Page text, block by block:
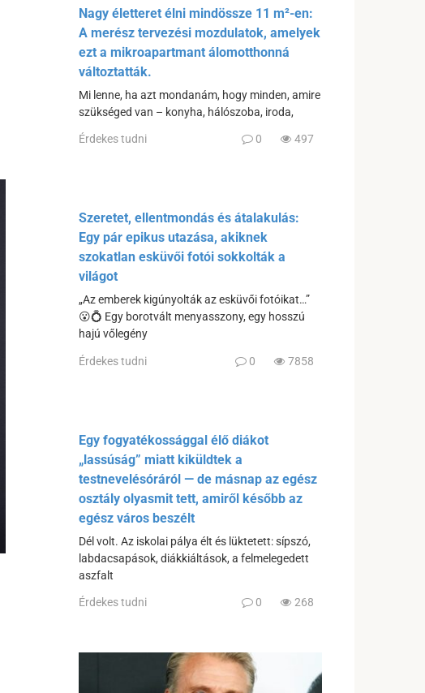
Nagy életteret élni mindössze 11 m²-en:
A merész tervezési mozdulatok, amelyek
ezt a mikroapartmant álomotthonná
változtatták.
Mi lenne, ha azt mondanám, hogy minden, amire
szükséged van – konyha, hálószoba, iroda,
Érdekes tudni 0 497
Szeretet, ellentmondás és átalakulás:
Egy pár epikus utazása, akiknek
szokatlan esküvői fotói sokkolták a
világot
„Az emberek kigúnyolták az esküvői fotóikat…”
😮💍 Egy borotvált menyasszony, egy hosszú
hajú vőlegény
Érdekes tudni 0 7858
Egy fogyatékossággal élő diákot
„lassúság” miatt kiküldtek a
testnevelésóráról — de másnap az egész
osztály olyasmit tett, amiről később az
egész város beszélt
Dél volt. Az iskolai pálya élt és lüktetett: sípszó,
labdacsapások, diákkiáltások, a felmelegedett
aszfalt
Érdekes tudni 0 268